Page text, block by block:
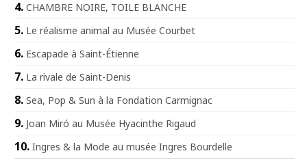
CHAMBRE NOIRE, TOILE BLANCHE
Le réalisme animal au Musée Courbet
Escapade à Saint-Étienne
La rivale de Saint-Denis
Sea, Pop & Sun à la Fondation Carmignac
Joan Miró au Musée Hyacinthe Rigaud
Ingres & la Mode au musée Ingres Bourdelle